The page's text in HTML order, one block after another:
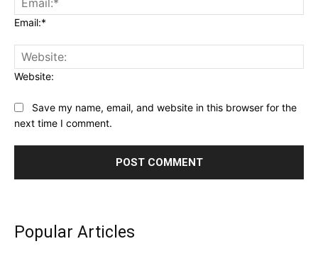
Email:*
Website:
Save my name, email, and website in this browser for the
next time I comment.
Popular Articles